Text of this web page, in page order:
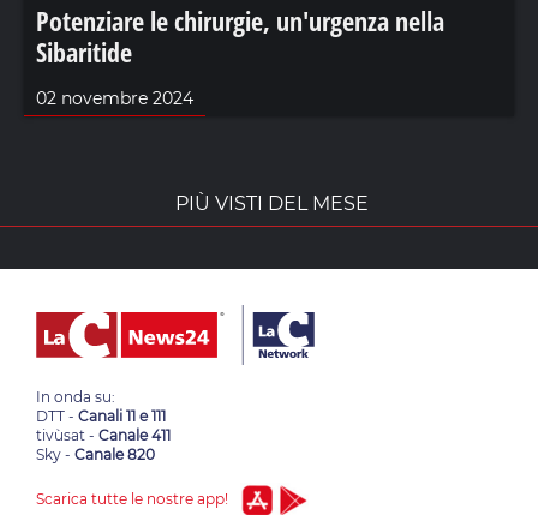
Potenziare le chirurgie, un'urgenza nella
Sibaritide
02 novembre 2024
PIÙ VISTI DEL MESE
In onda su:
DTT - Canali 11 e 111
tivùsat - Canale 411
Sky - Canale 820
Scarica tutte le nostre app!